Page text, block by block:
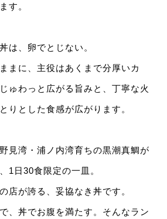
す。
は、卵でとじない。
まに、主役はあくまで分厚いカ
ゅわっと広がる旨みと、丁寧な火
りとした食感が広がります。
見湾・浦ノ内湾育ちの黒潮真鯛が
1日30食限定の一皿。
店が誇る、妥協なき丼です。
、丼でお腹を満たす。そんなラン